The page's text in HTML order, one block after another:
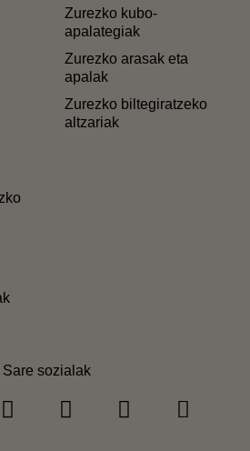
Zurezko kubo-
apalategiak
Zurezko arasak eta
apalak
Zurezko biltegiratzeko
altzariak
Sare sozialak